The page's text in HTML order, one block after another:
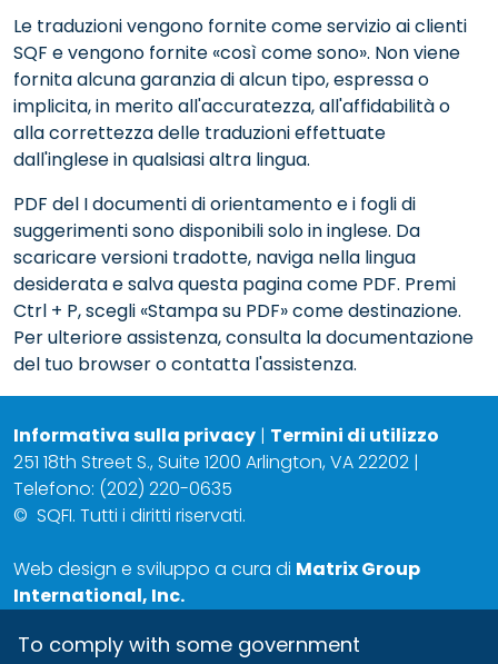
Le traduzioni vengono fornite come servizio ai clienti
SQF e vengono fornite «così come sono». Non viene
fornita alcuna garanzia di alcun tipo, espressa o
implicita, in merito all'accuratezza, all'affidabilità o
alla correttezza delle traduzioni effettuate
dall'inglese in qualsiasi altra lingua.
PDF del I documenti di orientamento e i fogli di
suggerimenti sono disponibili solo in inglese. Da
scaricare versioni tradotte, naviga nella lingua
desiderata e salva questa pagina come PDF. Premi
Ctrl + P, scegli «Stampa su PDF» come destinazione.
Per ulteriore assistenza, consulta la documentazione
del tuo browser o contatta l'assistenza.
Informativa sulla privacy | Termini di utilizzo
251 18th Street S., Suite 1200 Arlington, VA 22202 |
Telefono: (202) 220-0635
© SQFI. Tutti i diritti riservati.
Web design e sviluppo a cura di Matrix Group
International, Inc.
To comply with some government